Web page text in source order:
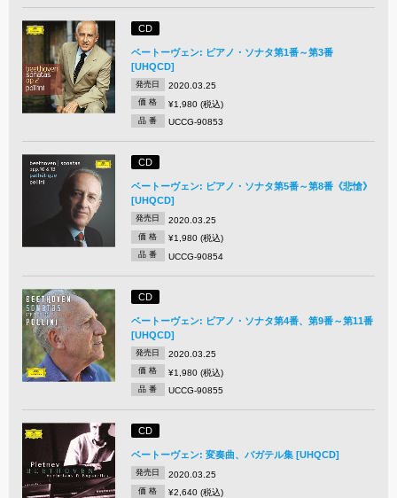
CD
ベートーヴェン: ピアノ・ソナタ第1番～第3番
[UHQCD]
発売日 2020.03.25
価 格 ¥1,980 (税込)
品 番 UCCG-90853
CD
ベートーヴェン: ピアノ・ソナタ第5番～第8番《悲愴》
[UHQCD]
発売日 2020.03.25
価 格 ¥1,980 (税込)
品 番 UCCG-90854
CD
ベートーヴェン: ピアノ・ソナタ第4番、第9番～第11番
[UHQCD]
発売日 2020.03.25
価 格 ¥1,980 (税込)
品 番 UCCG-90855
CD
ベートーヴェン: 変奏曲、バガテル集 [UHQCD]
発売日 2020.03.25
価 格 ¥2,640 (税込)